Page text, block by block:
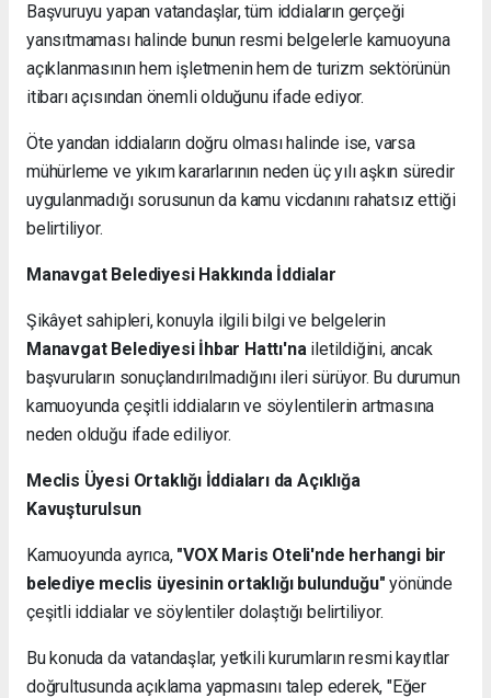
Başvuruyu yapan vatandaşlar, tüm iddiaların gerçeği
yansıtmaması halinde bunun resmi belgelerle kamuoyuna
açıklanmasının hem işletmenin hem de turizm sektörünün
itibarı açısından önemli olduğunu ifade ediyor.
Öte yandan iddiaların doğru olması halinde ise, varsa
mühürleme ve yıkım kararlarının neden üç yılı aşkın süredir
uygulanmadığı sorusunun da kamu vicdanını rahatsız ettiği
belirtiliyor.
Manavgat Belediyesi Hakkında İddialar
Şikâyet sahipleri, konuyla ilgili bilgi ve belgelerin
Manavgat Belediyesi İhbar Hattı'nailetildiğini, ancak
başvuruların sonuçlandırılmadığını ileri sürüyor. Bu durumun
kamuoyunda çeşitli iddiaların ve söylentilerin artmasına
neden olduğu ifade ediliyor.
Meclis Üyesi Ortaklığı İddiaları da Açıklığa
Kavuşturulsun
Kamuoyunda ayrıca, "VOX Maris Oteli'nde herhangi bir
belediye meclis üyesinin ortaklığı bulunduğu" yönünde
çeşitli iddialar ve söylentiler dolaştığı belirtiliyor.
Bu konuda da vatandaşlar, yetkili kurumların resmi kayıtlar
doğrultusunda açıklama yapmasını talep ederek, "Eğer